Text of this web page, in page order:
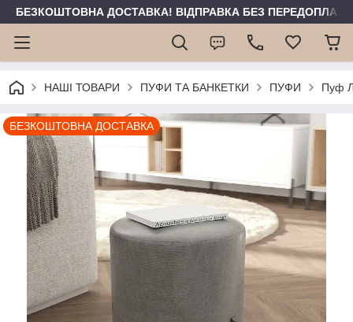
БЕЗКОШТОВНА ДОСТАВКА! ВІДПРАВКА БЕЗ ПЕРЕДОПЛАТИ
НАШІ ТОВАРИ ПУФИ ТА БАНКЕТКИ ПУФИ Пуф
БЕЗКОШТОВНА ДОСТАВКА